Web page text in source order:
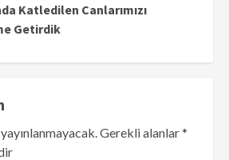
Katledilen Canlarımızı
Getirdik
Gerekli alanlar*